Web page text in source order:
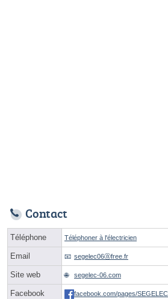
Contact
Téléphone Téléphoner à l'électricien
Email segelec06ⓐfree.fr
Site web segelec-06.com
Facebook facebook.com/pages/